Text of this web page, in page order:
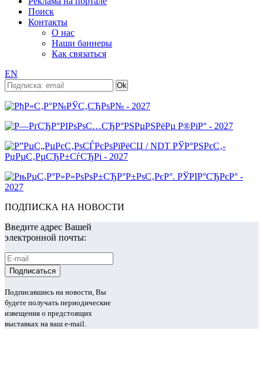
Поиск
Контакты
О нас
Наши баннеры
Как связаться
EN
ПОДПИСКА НА НОВОСТИ
Введите адрес Вашей
электронной почты:
Подписавшись на новости, Вы
будете получать периодические
извещения о предстоящих
выставках на ваш e-mail.